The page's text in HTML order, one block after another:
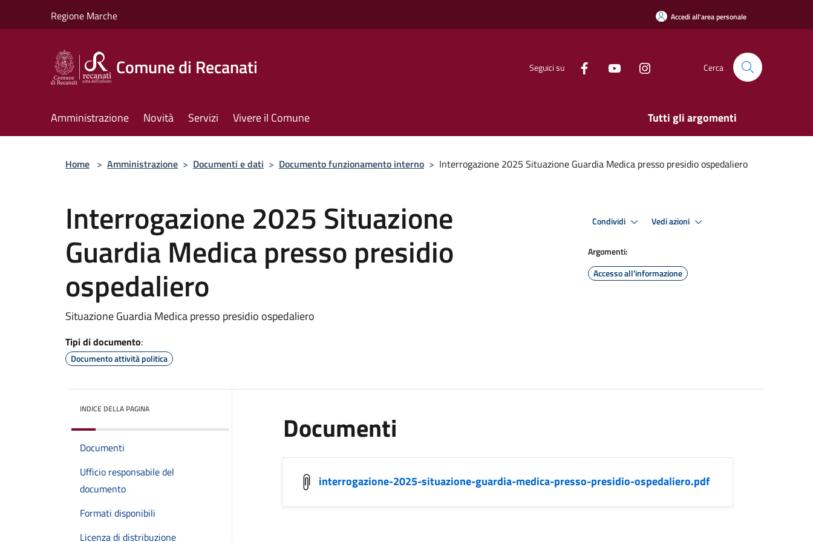
Regione Marche Accedi all'area personale
Comune di Recanati Seguici su Cerca
Amministrazione Novità Servizi Vivere il Comune Tutti gli argomenti
Home > Amministrazione > Documenti e dati > Documento funzionamento interno > Interrogazione 2025 Situazione Guardia Medica presso presidio ospedaliero
Interrogazione 2025 Situazione
Guardia Medica presso presidio
ospedaliero
Situazione Guardia Medica presso presidio ospedaliero
Tipi di documento:
Documento attività politica
Condividi Vedi azioni
Argomenti:
Accesso all'informazione
INDICE DELLA PAGINA
Documenti
Ufficio responsabile del
documento
Formati disponibili
Licenza di distribuzione
Documenti
interrogazione-2025-situazione-guardia-medica-presso-presidio-ospedaliero.pdf